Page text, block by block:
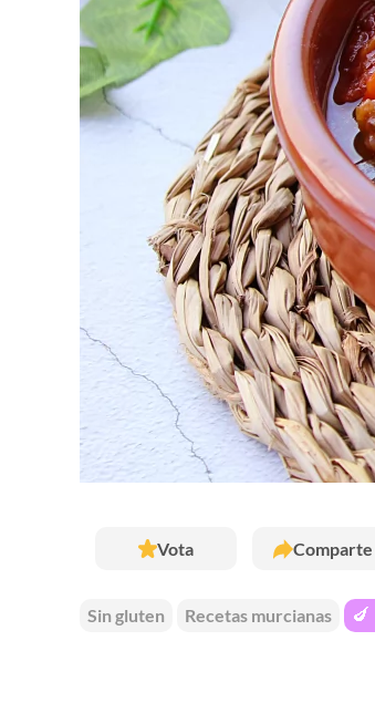
Vota Comparte
Sin gluten Recetas murcianas 🍆